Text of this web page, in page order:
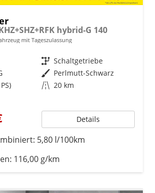
hybrid-G 140
mit Tageszulassung
Getriebe Schaltgetriebe
Außenfarbe Perlmutt-Schwarz
Kilometerstand 20 km
Details
5,80 l/100km
116,00 g/km